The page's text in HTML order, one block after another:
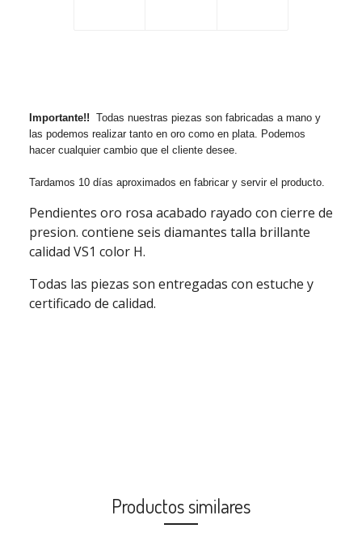
Importante!! Todas nuestras piezas son fabricadas a mano y
las podemos realizar tanto en oro como en plata. Podemos
hacer cualquier cambio que el cliente desee.
Tardamos 10 días aproximados en fabricar y servir el producto.
Pendientes oro rosa acabado rayado con cierre de
presion. contiene seis diamantes talla brillante
calidad VS1 color H.
Todas las piezas son entregadas con estuche y
certificado de calidad.
Productos similares